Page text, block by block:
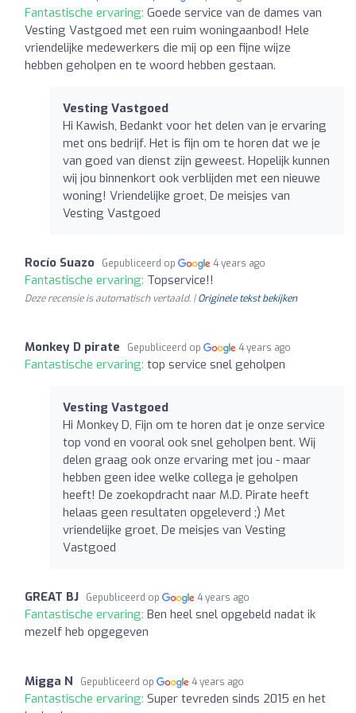
Fantastische ervaring: Goede service van de dames van
Vesting Vastgoed met een ruim woningaanbod! Hele
vriendelijke medewerkers die mij op een fijne wijze
hebben geholpen en te woord hebben gestaan.
Vesting Vastgoed
Hi Kawish, Bedankt voor het delen van je ervaring
met ons bedrijf. Het is fijn om te horen dat we je
van goed van dienst zijn geweest. Hopelijk kunnen
wij jou binnenkort ook verblijden met een nieuwe
woning! Vriendelijke groet, De meisjes van
Vesting Vastgoed
Rocío Suazo Gepubliceerd op 4 years ago
Fantastische ervaring: Topservice!!
Deze recensie is automatisch vertaald. |Originele tekst bekijken
Monkey D pirate Gepubliceerd op 4 years ago
Fantastische ervaring: top service snel geholpen
Vesting Vastgoed
Hi Monkey D, Fijn om te horen dat je onze service
top vond en vooral ook snel geholpen bent. Wij
delen graag ook onze ervaring met jou - maar
hebben geen idee welke collega je geholpen
heeft! De zoekopdracht naar M.D. Pirate heeft
helaas geen resultaten opgeleverd ;) Met
vriendelijke groet, De meisjes van Vesting
Vastgoed
GREAT BJ Gepubliceerd op 4 years ago
Fantastische ervaring: Ben heel snel opgebeld nadat ik
mezelf heb opgegeven
Migga N Gepubliceerd op 4 years ago
Fantastische ervaring: Super tevreden sinds 2015 en het